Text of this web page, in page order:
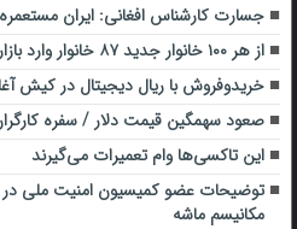
جسارت کارشناس افغانی: ایران مستعمره
از هر ۱۰۰ خانوار جدید ۸۷ خانوار وارد بازار اجاره می‌شوند
خریدوفروش با ریال دیجیتال در کیش
صعود سهمگین قیمت دلار / سفره
این تاکسی‌ها وام تعمیرات می‌گیرند
توضیحات عضو کمیسیون امنیت ملی در
مکانیسم ماشه